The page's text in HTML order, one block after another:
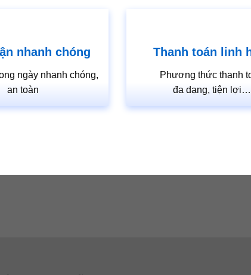
nhanh chóng
ngày nhanh chóng,
an toàn
Thanh toán linh
Phương thức thanh
đa dạng, tiện lợi…